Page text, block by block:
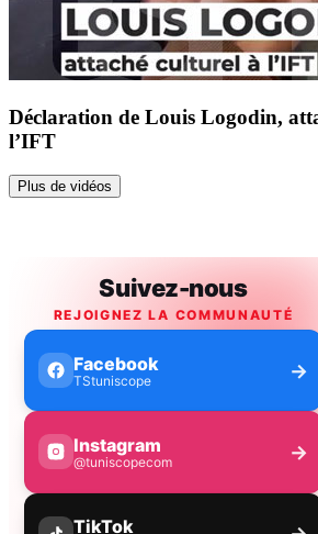
Déclaration de Louis Logodin,
l’IFT
Plus de vidéos